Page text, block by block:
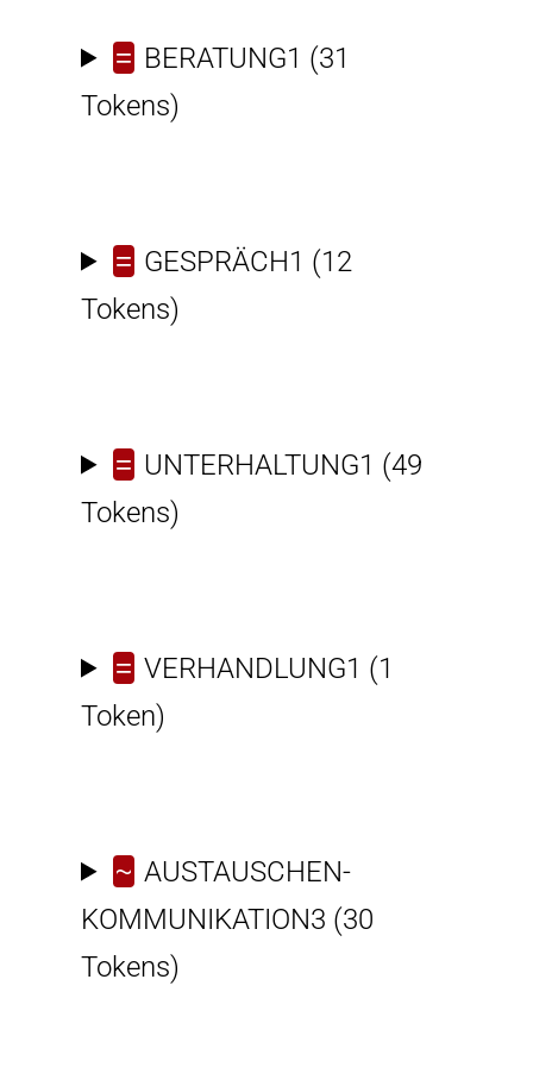
= BERATUNG1 (31
Tokens)
= GESPRÄCH1 (12
Tokens)
= UNTERHALTUNG1 (49
Tokens)
= VERHANDLUNG1 (1
Token)
~ AUSTAUSCHEN-
KOMMUNIKATION3 (30
Tokens)